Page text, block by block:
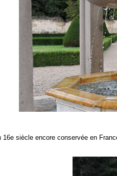
siècle encore conservée en